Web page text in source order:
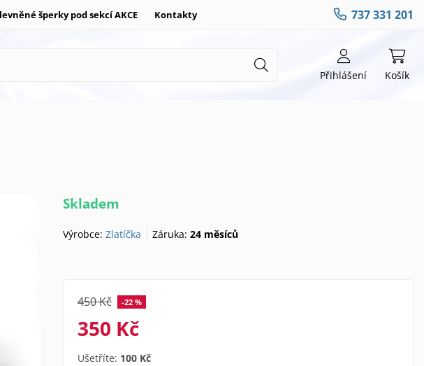
šperky pod sekcí AKCE Kontakty 737 331 201
Přihlášení Košík
Skladem
Výrobce: Zlatíčka Záruka:24 měsíců
450 Kč -22 %
350 Kč
Ušetříte: 100 Kč